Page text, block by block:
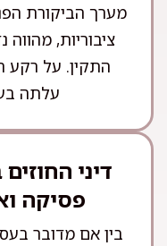
מערך הביקורת
ציבוריות,
התקין. על רקע
עלתה
דיני
פסיקה
בין אם מדובר